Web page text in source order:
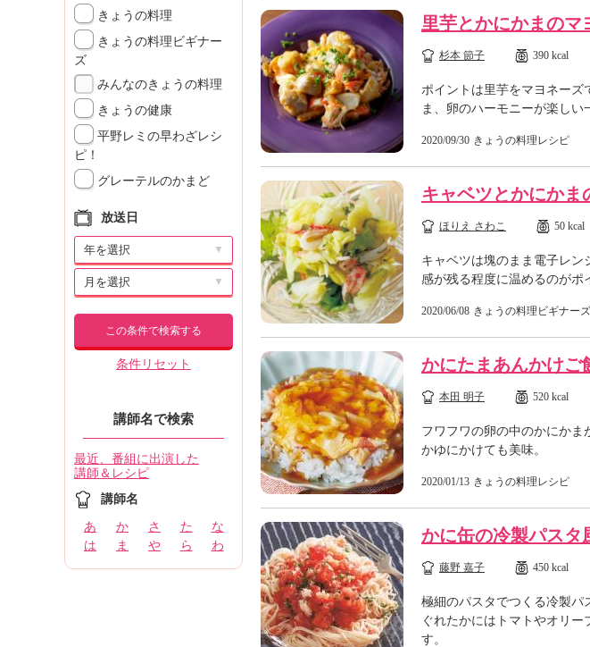
きょうの料理
きょうの料理ビギナー
ズ
みんなのきょうの料理
きょうの健康
平野レミの早わざレシ
ピ！
グレーテルのかまど
放送日
▼
▼
この条件で検索する
条件リセット
講師名で検索
最近、番組に出演した
講師＆レシピ
講師名
あ か さ た
な
は
ま や ら わ
里芋とかにかまのマ
杉本 節子 390 kcal
ポイントは里芋をマヨネーズ
ま、卵のハーモニーが楽しい
2020/09/30 きょうの料理レシピ
キャベツとかにかま
ほりえ さわこ 50 kcal
キャベツは塊のまま電子レン
感が残る程度に温めるのがポ
2020/06/08 きょうの料理ビギナー
かにたまあんかけご
本田 明子 520 kcal
フワフワの卵の中のかにかま
かゆにかけても美味。
2020/01/13 きょうの料理レシピ
かに缶の冷製パスタ
藤野 嘉子 450 kcal
極細のパスタでつくる冷製パ
ぐれたかにはトマトやオリ
す。